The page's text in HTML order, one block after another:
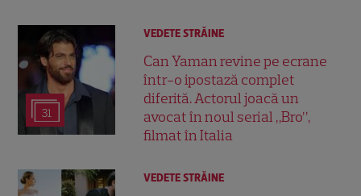
31
VEDETE STRĂINE
Can Yaman revine pe ecrane
într-o ipostază complet
diferită. Actorul joacă un
avocat în noul serial „Bro”,
filmat în Italia
VEDETE STRĂINE